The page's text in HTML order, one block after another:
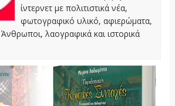
ίντερνετ με πολιτιστικά νέα,
φωτογραφικό υλικό, αφιερώματα,
λαογραφικά και ιστορικά